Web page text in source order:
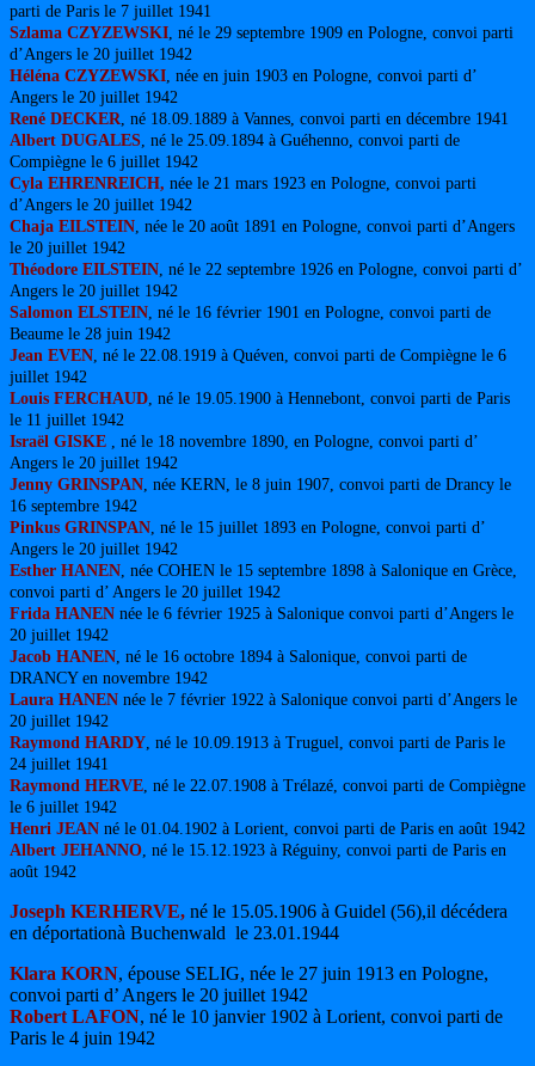
parti de Paris le 7 juillet 1941
Szlama CZYZEWSKI , né le 29 septembre 1909 en Pologne, convoi parti
d’Angers le 20 juillet 1942
Héléna CZYZEWSKI , née en juin 1903 en Pologne, convoi parti d’
Angers le 20 juillet 1942
René DECKER , né 18.09.1889 à Vannes, convoi parti en décembre 1941
Albert DUGALES , né le 25.09.1894 à Guéhenno, convoi parti de
Compiègne le 6 juillet 1942
Cyla EHRENREICH, née le 21 mars 1923 en Pologne, convoi parti
d’Angers le 20 juillet 1942
Chaja EILSTEIN , née le 20 août 1891 en Pologne, convoi parti d’Angers
le 20 juillet 1942
Théodore EILSTEIN , né le 22 septembre 1926 en Pologne, convoi parti d’
Angers le 20 juillet 1942
Salomon ELSTEIN , né le 16 février 1901 en Pologne, convoi parti de
Beaume le 28 juin 1942
Jean EVEN , né le 22.08.1919 à Quéven, convoi parti de Compiègne le 6
juillet 1942
Louis FERCHAUD , né le 19.05.1900 à Hennebont, convoi parti de Paris
le 11 juillet 1942
Israël GISKE , né le 18 novembre 1890, en Pologne, convoi parti d’
Angers le 20 juillet 1942
Jenny GRINSPAN , née KERN, le 8 juin 1907, convoi parti de Drancy le
16 septembre 1942
Pinkus GRINSPAN , né le 15 juillet 1893 en Pologne, convoi parti d’
Angers le 20 juillet 1942
Esther HANEN , née COHEN le 15 septembre 1898 à Salonique en Grèce,
convoi parti d’ Angers le 20 juillet 1942
Frida HANEN née le 6 février 1925 à Salonique convoi parti d’Angers le
20 juillet 1942
Jacob HANEN , né le 16 octobre 1894 à Salonique, convoi parti de
DRANCY en novembre 1942
Laura HANEN née le 7 février 1922 à Salonique convoi parti d’Angers le
20 juillet 1942
Raymond HARDY , né le 10.09.1913 à Truguel, convoi parti de Paris le
24 juillet 1941
Raymond HERVE , né le 22.07.1908 à Trélazé, convoi parti de Compiègne
le 6 juillet 1942
Henri JEAN né le 01.04.1902 à Lorient, convoi parti de Paris en août 1942
Albert JEHANNO né le 15.12.1923 à Réguiny, convoi parti de Paris en
août 1942
Joseph KERHERVE, né le 15.05.1906 à Guidel (56),il décédera
en déportationà Buchenwald le 23.01.1944
Klara KORN, épouse SELIG, née le 27 juin 1913 en Pologne,
convoi parti d’ Angers le 20 juillet 1942
Robert LAFON, né le 10 janvier 1902 à Lorient, convoi parti de
Paris le 4 juin 1942